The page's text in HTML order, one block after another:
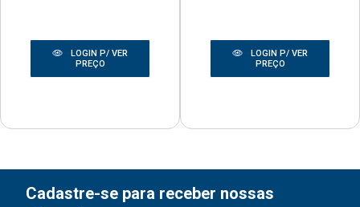
LOGIN P/ VER
PREÇO
LOGIN P/ VER
PREÇO
Cadastre-se para receber nossas